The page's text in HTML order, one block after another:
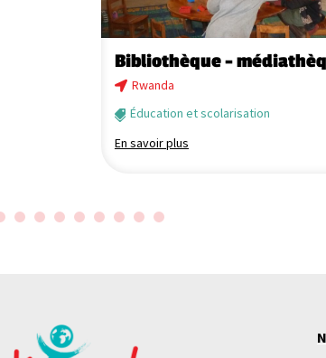
Bibliothèque –
Rwanda
Éducation et scolarisation
En savoir plus